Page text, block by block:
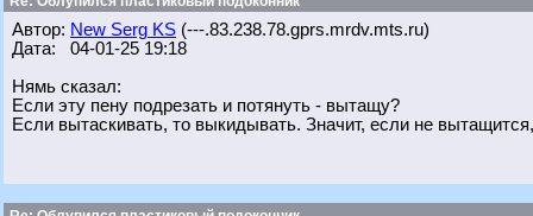
Автор: New Serg KS (---.83.238.78.gprs.mrdv.mts.ru)
Дата: 04-01-25 19:18
Нямь сказал:
Если эту пену подрезать и потянуть - вытащу?
Если вытаскивать, то выкидывать. Значит, если не